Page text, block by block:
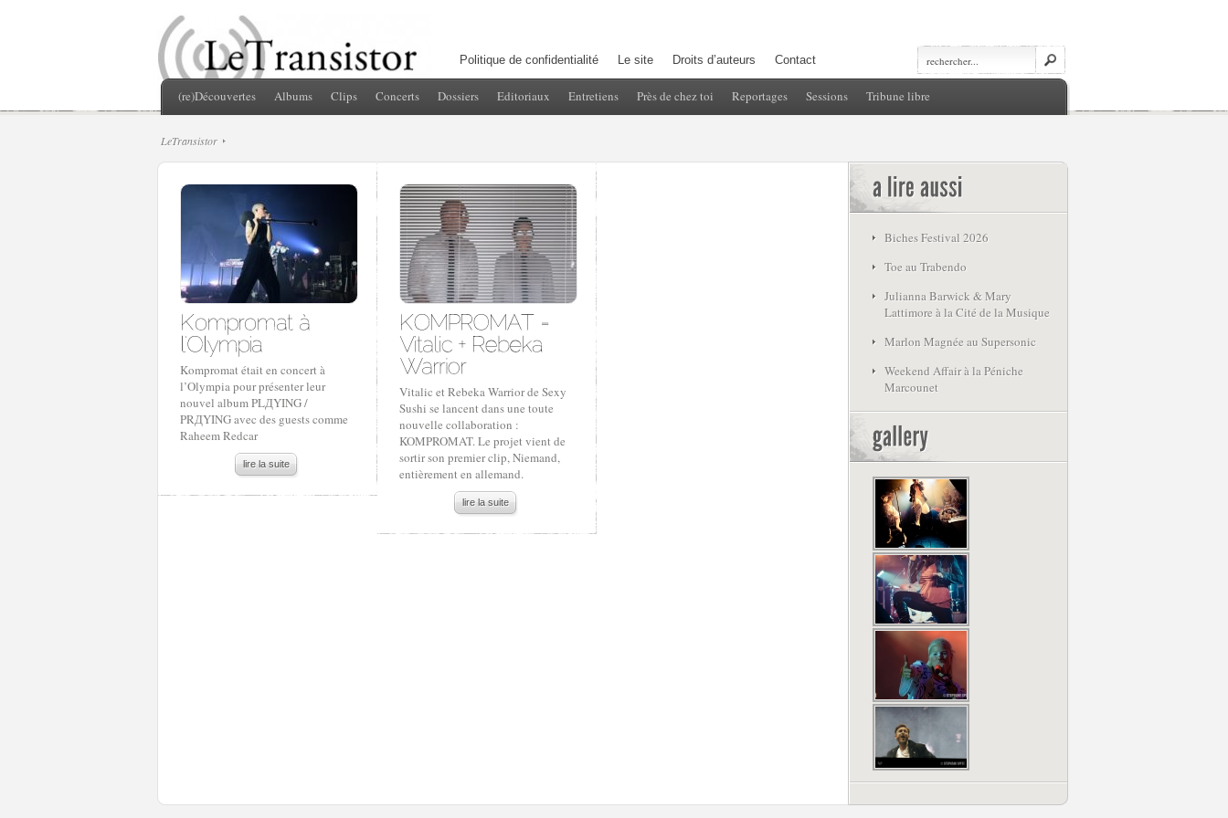
Politique de confidentialité Le site Droits d’auteurs Contact
(re)Découvertes Albums Clips Concerts Dossiers Editoriaux Entretiens Près de chez toi Reportages Sessions Tribune libre
LeTransistor
Kompromat était en concert à
l’Olympia pour présenter leur
nouvel album PLДYING /
PRДYING avec des guests comme
Raheem Redcar
lire la suite
Vitalic et Rebeka Warrior de Sexy
Sushi se lancent dans une toute
nouvelle collaboration :
KOMPROMAT. Le projet vient de
sortir son premier clip, Niemand,
entièrement en allemand.
lire la suite
Biches Festival 2026
Toe au Trabendo
Julianna Barwick & Mary
Lattimore à la Cité de la Musique
Marlon Magnée au Supersonic
Weekend Affair à la Péniche
Marcounet